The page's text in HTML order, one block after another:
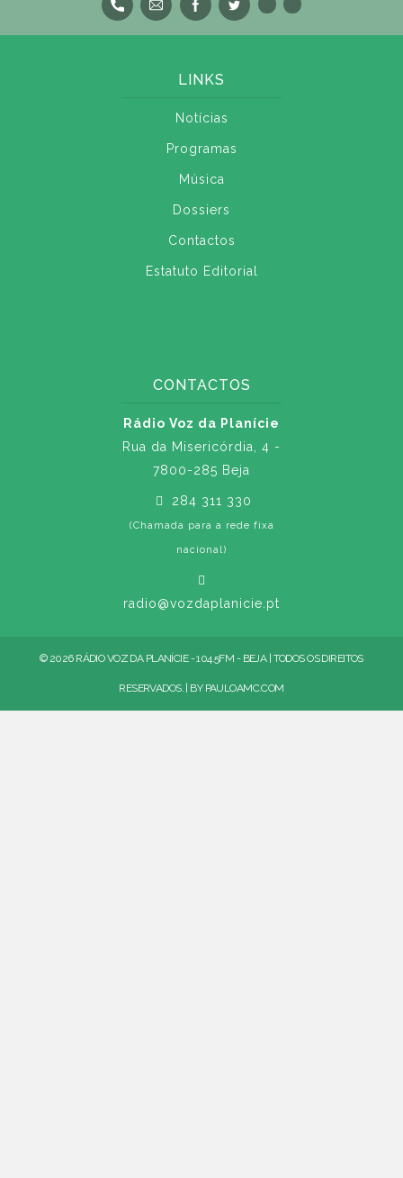
LINKS
Notícias
Programas
Música
Dossiers
Contactos
Estatuto Editorial
CONTACTOS
Rádio Voz da Planície
Rua da Misericórdia, 4 -
7800-285 Beja
284 311 330
(Chamada para a rede fixa
nacional)
radio@vozdaplanicie.pt
© 2026 RÁDIO VOZ DA PLANÍCIE - 104.5FM - BEJA | TODOS OS DIREITOS
RESERVADOS. | BY PAULOAMC.COM